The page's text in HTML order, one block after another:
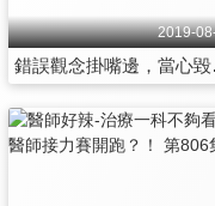
2019-
錯誤觀